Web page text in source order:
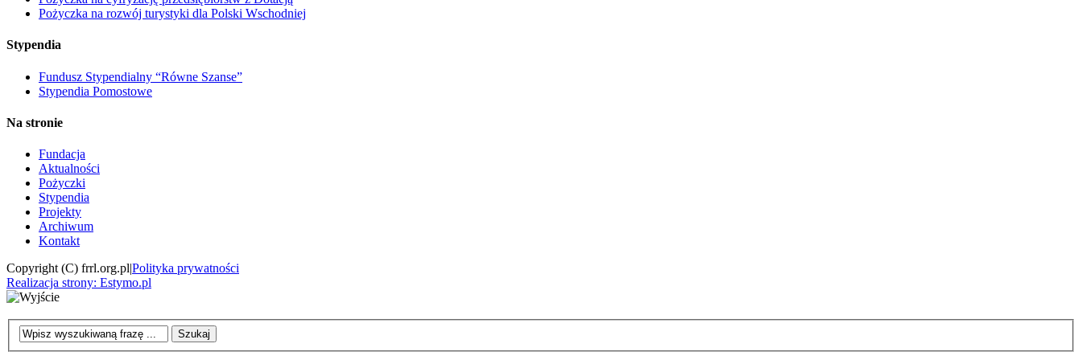
Pożyczka na rozwój turystyki dla Polski Wschodniej
Stypendia
Fundusz Stypendialny “Równe Szanse”
Stypendia Pomostowe
Na stronie
Fundacja
Aktualności
Pożyczki
Stypendia
Projekty
Archiwum
Kontakt
Copyright (C) frrl.org.pl|Polityka prywatności
Realizacja strony: Estymo.pl